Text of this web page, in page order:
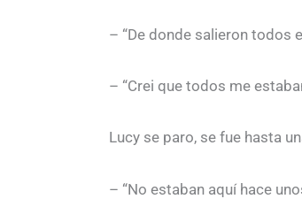
– “De donde salieron todos
– “Crei que todos me
Lucy se paro, se fue hasta
– “No estaban aquí hace